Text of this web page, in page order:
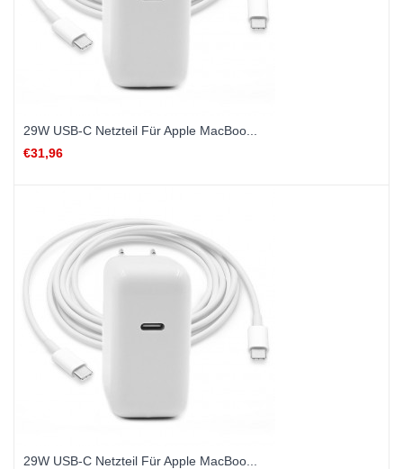
29W USB-C Netzteil Für Apple MacBoo...
€31,96
29W USB-C Netzteil Für Apple MacBoo...